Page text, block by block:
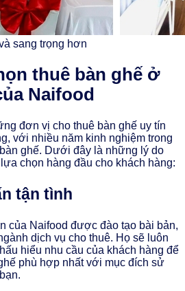
sang trọng hơn
thuê bàn ghế ở
Naifood
đơn vị cho thuê bàn ghế uy tín
với nhiều năm kinh nghiệm trong
ghế. Dưới đây là những lý do
chọn hàng đầu cho khách hàng:
tận tình
của Naifood được đào tạo bài bản,
dịch vụ cho thuê. Họ sẽ luôn
hiểu nhu cầu của khách hàng để
phù hợp nhất với mục đích sử